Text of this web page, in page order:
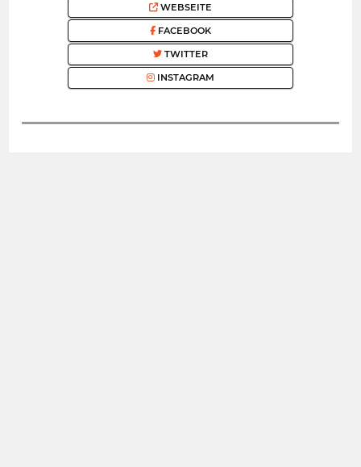
WEBSEITE
FACEBOOK
TWITTER
INSTAGRAM